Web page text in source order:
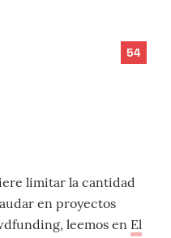
54
limitar la cantidad
en proyectos
leemos en El